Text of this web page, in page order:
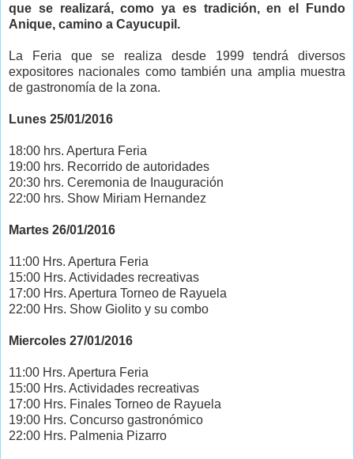
que se realizará, como ya es tradición, en el Fundo
Anique, camino a Cayucupil.
La Feria que se realiza desde 1999 tendrá diversos
expositores nacionales como también una amplia muestra
de gastronomía de la zona.
Lunes 25/01/2016
18:00 hrs. Apertura Feria
19:00 hrs. Recorrido de autoridades
20:30 hrs. Ceremonia de Inauguración
22:00 hrs. Show Miriam Hernandez
Martes 26/01/2016
11:00 Hrs. Apertura Feria
15:00 Hrs. Actividades recreativas
17:00 Hrs. Apertura Torneo de Rayuela
22:00 Hrs. Show Giolito y su combo
Miercoles 27/01/2016
11:00 Hrs. Apertura Feria
15:00 Hrs. Actividades recreativas
17:00 Hrs. Finales Torneo de Rayuela
19:00 Hrs. Concurso gastronómico
22:00 Hrs. Palmenia Pizarro